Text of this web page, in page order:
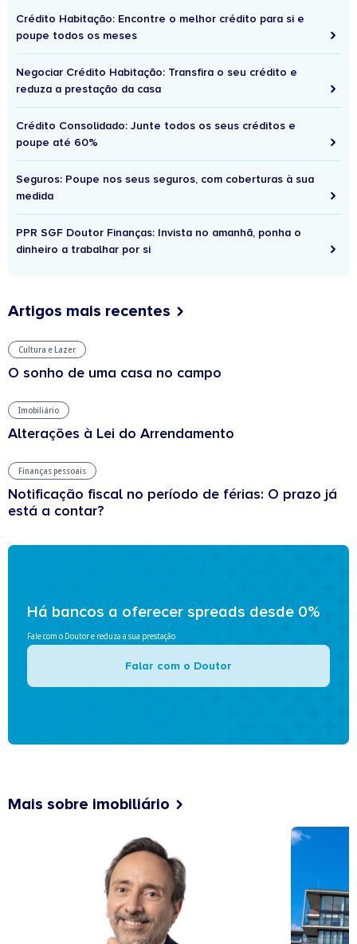
Crédito Habitação: Encontre o melhor crédito para si e
poupe todos os meses
Negociar Crédito Habitação: Transfira o seu crédito e
reduza a prestação da casa
Crédito Consolidado: Junte todos os seus créditos e
poupe até 60%
Seguros: Poupe nos seus seguros, com coberturas à sua
medida
PPR SGF Doutor Finanças: Invista no amanhã, ponha o
dinheiro a trabalhar por si
Artigos mais recentes
Cultura e Lazer
O sonho de uma casa no campo
Imobiliário
Alterações à Lei do Arrendamento
Finanças pessoais
Notificação fiscal no período de férias: O prazo já
está a contar?
Há bancos a oferecer spreads desde 0%
Fale com o Doutor e reduza a sua prestação
Falar com o Doutor
Mais sobre imobiliário